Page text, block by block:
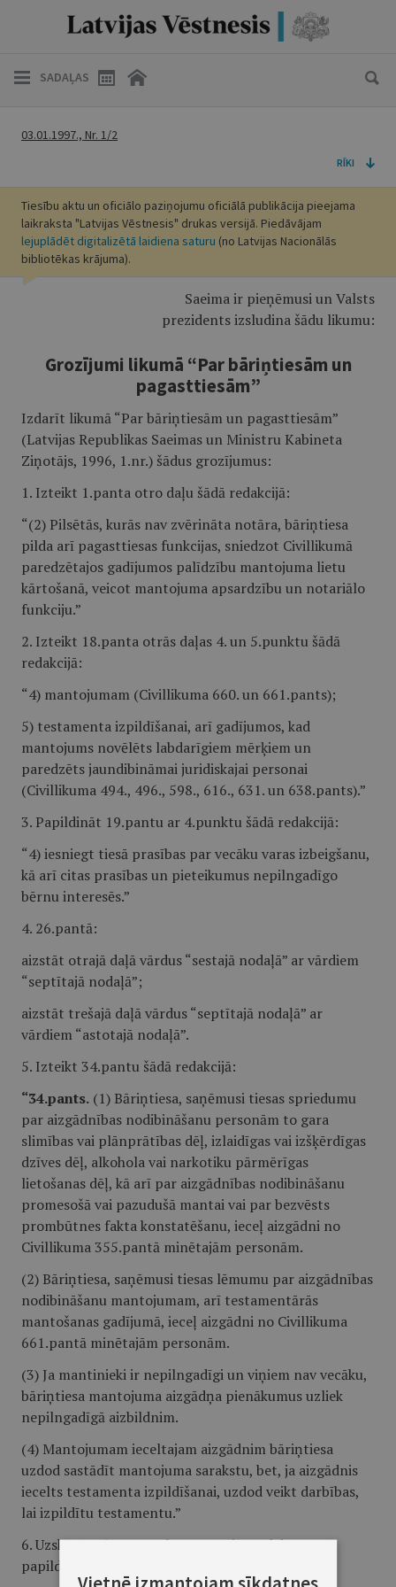
SADAĻAS
03.01.1997., Nr. 1/2
RĪKI
Tiesību aktu un oficiālo paziņojumu oficiālā publikācija pieejama
laikraksta "Latvijas Vēstnesis" drukas versijā. Piedāvājam
lejuplādēt digitalizētā laidiena saturu (no Latvijas Nacionālās
bibliotēkas krājuma).
Saeima ir pieņēmusi un Valsts
prezidents izsludina šādu likumu:
Grozījumi likumā “Par bāriņtiesām un
pagasttiesām”
Izdarīt likumā “Par bāriņtiesām un pagasttiesām”
(Latvijas Republikas Saeimas un Ministru Kabineta
Ziņotājs, 1996, 1.nr.) šādus grozījumus:
1. Izteikt 1.panta otro daļu šādā redakcijā:
“(2) Pilsētās, kurās nav zvērināta notāra, bāriņtiesa
pilda arī pagasttiesas funkcijas, sniedzot Civillikumā
paredzētajos gadījumos palīdzību mantojuma lietu
kārtošanā, veicot mantojuma apsardzību un notariālo
funkciju.”
2. Izteikt 18.panta otrās daļas 4. un 5.punktu šādā
redakcijā:
“4) mantojumam (Civillikuma 660. un 661.pants);
5) testamenta izpildīšanai, arī gadījumos, kad
mantojums novēlēts labdarīgiem mērķiem un
paredzēts jaundibināmai juridiskajai personai
(Civillikuma 494., 496., 598., 616., 631. un 638.pants).”
3. Papildināt 19.pantu ar 4.punktu šādā redakcijā:
“4) iesniegt tiesā prasības par vecāku varas izbeigšanu,
kā arī citas prasības un pieteikumus nepilngadīgo
bērnu interesēs.”
4. 26.pantā:
aizstāt otrajā daļā vārdus “sestajā nodaļā” ar vārdiem
“septītajā nodaļā”;
aizstāt trešajā daļā vārdus “septītajā nodaļā” ar
vārdiem “astotajā nodaļā”.
5. Izteikt 34.pantu šādā redakcijā:
“34.pants. (1) Bāriņtiesa, saņēmusi tiesas spriedumu
par aizgādnības nodibināšanu personām to gara
slimības vai plānprātības dēļ, izlaidīgas vai izšķērdīgas
dzīves dēļ, alkohola vai narkotiku pārmērīgas
lietošanas dēļ, kā arī par aizgādnības nodibināšanu
promesošā vai pazudušā mantai vai par bezvēsts
prombūtnes fakta konstatēšanu, ieceļ aizgādni no
Civillikuma 355.pantā minētajām personām.
(2) Bāriņtiesa, saņēmusi tiesas lēmumu par aizgādnības
nodibināšanu mantojumam, arī testamentārās
mantošanas gadījumā, ieceļ aizgādni no Civillikuma
661.pantā minētajām personām.
(3) Ja mantinieki ir nepilngadīgi un viņiem nav vecāku,
bāriņtiesa mantojuma aizgādņa pienākumus uzliek
nepilngadīgā aizbildnim.
(4) Mantojumam ieceltajam aizgādnim bāriņtiesa
uzdod sastādīt mantojuma sarakstu, bet, ja aizgādnis
iecelts testamenta izpildīšanai, uzdod veikt darbības,
lai izpildītu testamentu.”
6. Uzskatīt 35.panta tekstu par pirmo daļu un
papildināt pantu ar otro daļu šādā redakcijā:
Vietnē izmantojam sīkdatnes